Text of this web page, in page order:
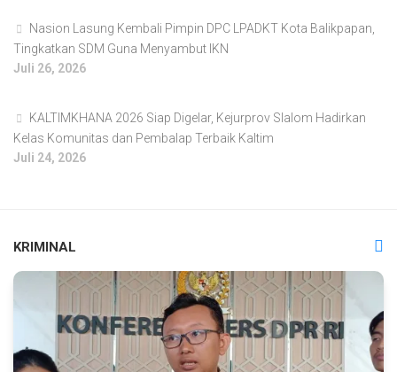
Nasion Lasung Kembali Pimpin DPC LPADKT Kota Balikpapan,
Tingkatkan SDM Guna Menyambut IKN
Juli 26, 2026
KALTIMKHANA 2026 Siap Digelar, Kejurprov Slalom Hadirkan
Kelas Komunitas dan Pembalap Terbaik Kaltim
Juli 24, 2026
KRIMINAL